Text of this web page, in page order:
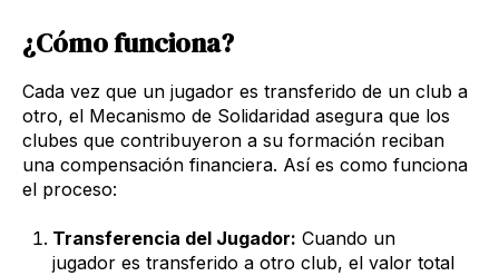
¿Cómo funciona?
Cada vez que un jugador es transferido de un club a
otro, el Mecanismo de Solidaridad asegura que los
clubes que contribuyeron a su formación reciban
una compensación financiera. Así es como funciona
el proceso:
Transferencia del Jugador: Cuando un
jugador es transferido a otro club, el valor total